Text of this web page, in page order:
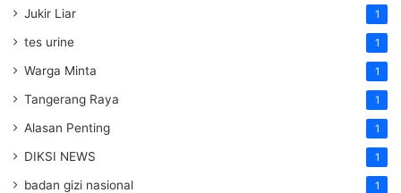
Jukir Liar 1
tes urine 1
Warga Minta 1
Tangerang Raya 1
Alasan Penting 1
DIKSI NEWS 1
badan gizi nasional 1